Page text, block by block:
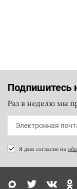
Подпишитесь
Раз в неделю мы
Я даю согласие на